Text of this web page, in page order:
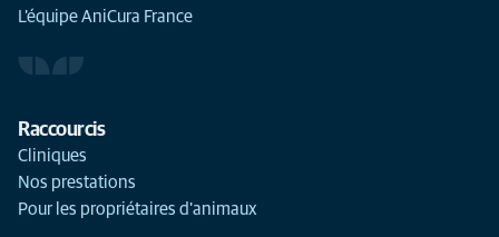
L'équipe AniCura France
Raccourcis
Cliniques
Nos prestations
Pour les propriétaires d'animaux